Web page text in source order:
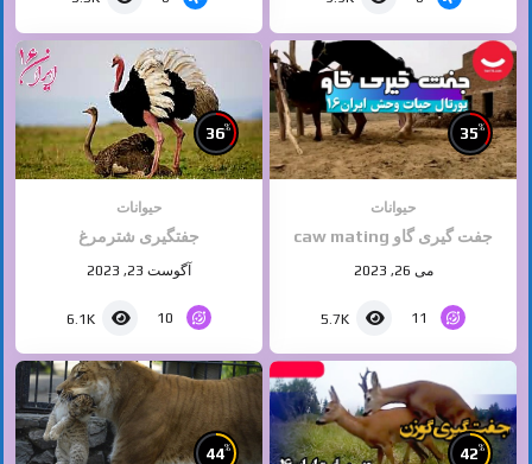
35%
حیوانات
جفت گیری گاو caw mating
می 26, 2023
11
5.7K
36%
حیوانات
جفتگیری شترمرغ
آگوست 23, 2023
10
6.1K
42%
44%